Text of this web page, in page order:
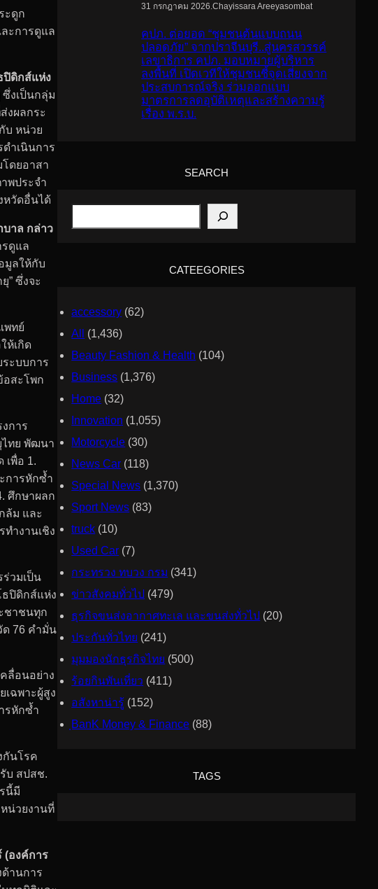
ะดูก
ะการดูแล
ปิดิกส์แห่ง
งเป็นกลุ่ม
งผลกระ
บ หน่วย
ำเนินการ
โดยอาสา
พประจำ
หวัดอื่นได้
าล กล่าว
ดูแล
มูลให้กับ
” ซึ่งจะ
พทย์
ห้เกิด
ะบบการ
อสะโพก
การ
ไทย พัฒนา
พื่อ 1.
การหักซ้ำ
ศึกษาผลก
ล้ม และ
ำงานเชิง
วมเป็น
ปิดิกส์แห่ง
ชาชนทุก
ด 76 คำมั่น
ลื่อนอย่าง
ฉพาะผู้สูง
รหักซ้ำ
กันโรค
บ สปสช.
นี้มี
น่วยงานที่
(องค์การ
านการ
31 กรกฎาคม 2026.Chayissara Areeyasombat
คปภ. ต่อยอด “ชุมชนต้นแบบถนน
ปลอดภัย” จากปราจีนบุรี..สู่นครสวรรค์
เลขาธิการ คปภ. มอบหมายผู้บริหาร
ลงพื้นที่ เปิดเวทีให้ชุมชนชี้จุดเสี่ยงจาก
ประสบการณ์จริง ร่วมออกแบบ
มาตรการลดอุบัติเหตุและสร้างความรู้
เรื่อง พ.ร.บ.
SEARCH
S
CATEEGORIES
accessory (62)
All
(1,436)
Beauty Fashion & Health (104)
Business (1,376)
Home (32)
Innovation (1,055)
Motorcycle (30)
News Car (118)
Special News (1,370)
Sport News (83)
truck (10)
Used Car (7)
กระทรวง ทบวง กรม (341)
ข่าวสังคมทั่วไป (479)
ธุรกิจขนส่งอากาศทะเล และขนส่งทั่วไป (20)
ประกันทั่วไทย (241)
มุมมองนักธุรกิจไทย (500)
ร้อยกินพันเที่ยว (411)
อสังหาน่ารู้ (152)
ฺBanK Money & Finance (88)
TAGS